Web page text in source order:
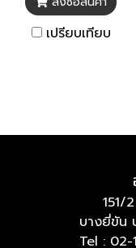
เปรียบเทียบ
151/
บางยี่ขัน
Tel : 02-